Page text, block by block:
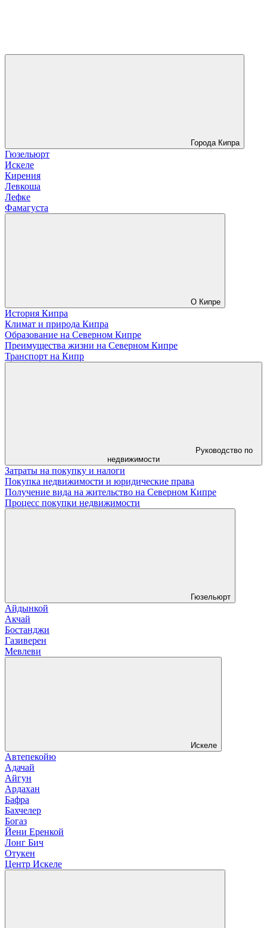
Города Кипра
Гюзельюрт
Искеле
Кирения
Левкоша
Лефке
Фамагуста
О Кипре
История Кипра
Климат и природа Кипра
Образование на Северном Кипре
Преимущества жизни на Северном Кипре
Транспорт на Кипр
Руководство по
недвижимости
Затраты на покупку и налоги
Покупка недвижимости и юридические права
Получение вида на жительство на Северном Кипре
Процесс покупки недвижимости
Гюзельюрт
Айдынкой
Акчай
Бостанджи
Газиверен
Мевлеви
Искеле
Автепекойю
Адачай
Айгун
Ардахан
Бафра
Бахчелер
Богаз
Йени Еренкой
Лонг Бич
Отукен
Центр Искеле